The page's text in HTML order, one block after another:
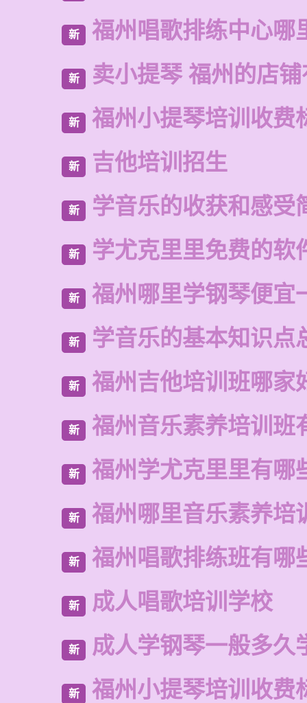
新 福州唱歌排练中心哪
新 卖小提琴 福州的店
新 福州小提琴培训收费
新 吉他培训招生
新 学音乐的收获和感受
新 学尤克里里免费的软
新 福州哪里学钢琴便宜
新 学音乐的基本知识点
新 福州吉他培训班哪家
新 福州音乐素养培训班
新 福州学尤克里里有哪
新 福州哪里音乐素养培
新 福州唱歌排练班有哪
新 成人唱歌培训学校
新 成人学钢琴一般多久
新 福州小提琴培训收费